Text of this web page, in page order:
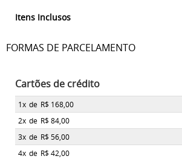
Itens Inclusos
FORMAS DE PARCELAMENTO
Cartões de crédito
1x de R$ 168,00
2x de R$ 84,00
3x de R$ 56,00
4x de R$ 42,00